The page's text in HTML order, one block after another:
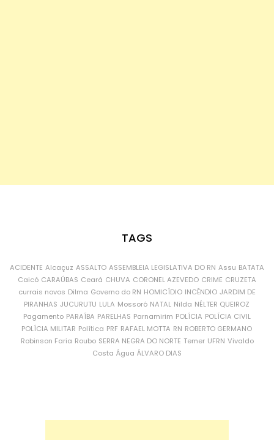
TAGS
ACIDENTE Alcaçuz ASSALTO ASSEMBLEIA LEGISLATIVA DO RN Assu BATATA
Caicó CARAÚBAS Ceará CHUVA CORONEL AZEVEDO CRIME CRUZETA
currais novos Dilma Governo do RN HOMICÍDIO INCÊNDIO JARDIM DE
PIRANHAS JUCURUTU LULA Mossoró NATAL Nilda NÉLTER QUEIROZ
Pagamento PARAÍBA PARELHAS Parnamirim POLÍCIA POLÍCIA CIVIL
POLÍCIA MILITAR Política PRF RAFAEL MOTTA RN ROBERTO GERMANO
Robinson Faria Roubo SERRA NEGRA DO NORTE Temer UFRN Vivaldo
Costa Água ÁLVARO DIAS